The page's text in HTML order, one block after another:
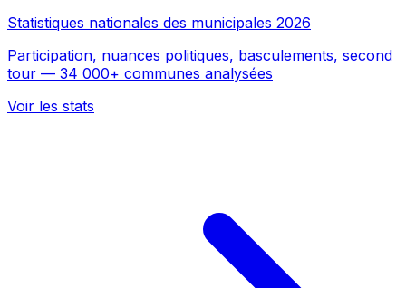
Statistiques nationales des municipales 2026
Participation, nuances politiques, basculements, second
tour — 34 000+ communes analysées
Voir les stats